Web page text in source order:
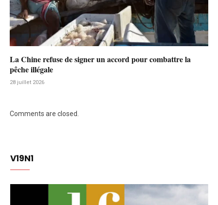
La Chine refuse de signer un accord pour combattre la
pêche illégale
28 juillet 2026
Comments are closed.
V19N1